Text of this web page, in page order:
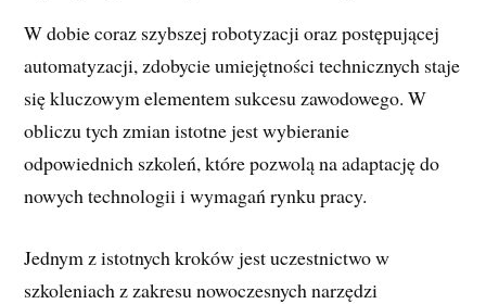
W dobie coraz szybszej robotyzacji oraz postępującej
automatyzacji, zdobycie umiejętności technicznych staje
się kluczowym elementem sukcesu zawodowego. W
obliczu tych zmian istotne jest wybieranie
odpowiednich szkoleń, które pozwolą na adaptację do
nowych technologii i wymagań rynku pracy.
Jednym z istotnych kroków jest uczestnictwo w
szkoleniach z zakresu nowoczesnych narzędzi